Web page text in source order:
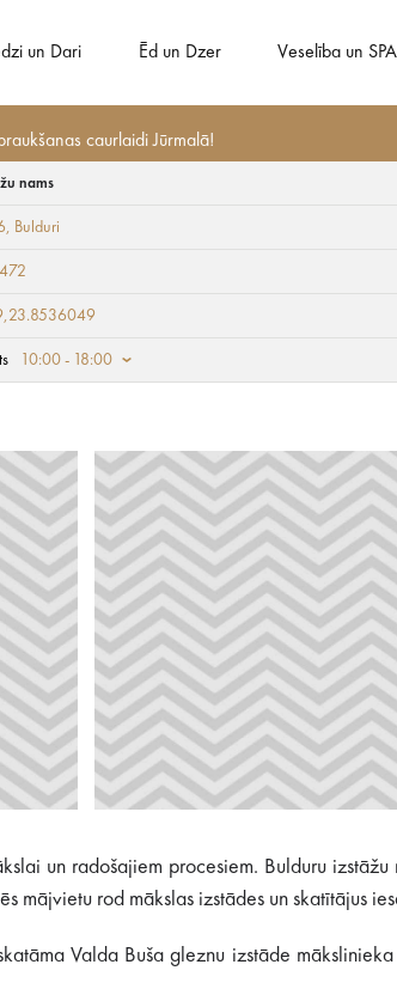
un Dari Ēd un Dzer Veselība un SPA
caurlaidi Jūrmalā!
nams
nams
, Bulduri
10:00 - 18:00
un radošajiem procesiem. Bulduru
mājvietu rod mākslas izstādes un skatītājus
Valda Buša gleznu izstāde